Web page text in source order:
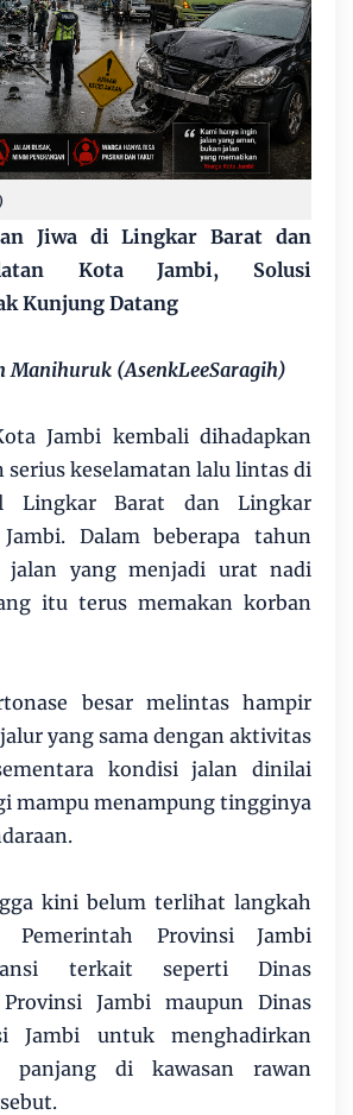
Jiwa di Lingkar Barat dan
Kota Jambi, Solusi
Kunjung Datang
Manihuruk (AsenkLeeSaragih)
Jambi kembali dihadapkan
serius keselamatan lalu lintas di
Lingkar Barat dan Lingkar
Dalam beberapa tahun
jalan yang menjadi urat nadi
itu terus memakan korban
besar melintas hampir
yang sama dengan aktivitas
kondisi jalan dinilai
mampu menampung tingginya
kini belum terlihat langkah
Provinsi Jambi
terkait seperti Dinas
Jambi maupun Dinas
Jambi untuk menghadirkan
panjang di kawasan rawan